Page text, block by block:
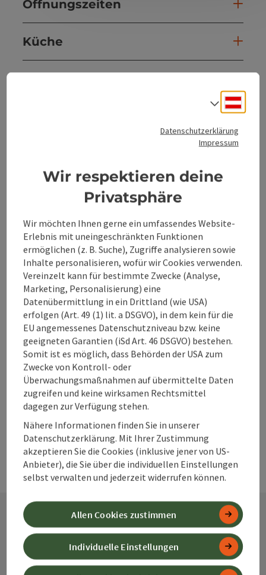
Öffnungszeiten
Küche
Barrierefreiheit
Beitrag merken
zum Merkzettel
PDF erstellen
Beitrag drucken
In der Nähe
powered byTOURDATA Änderung vorschlagen
Kontakt
Datenschutzerklärung
Impressum
Wir respektieren deine
Privatsphäre
Wir möchten Ihnen gerne ein umfassendes Website-
Erlebnis mit uneingeschränkten Funktionen
ermöglichen (z. B. Suche), Zugriffe analysieren sowie
Inhalte personalisieren, wofür wir Cookies verwenden.
Vereinzelt kann für bestimmte Zwecke (Analyse,
Marketing, Personalisierung) eine
Datenübermittlung in ein Drittland (wie USA)
erfolgen (Art. 49 (1) lit. a DSGVO), in dem kein für die
EU angemessenes Datenschutzniveau bzw. keine
geeigneten Garantien (iSd Art. 46 DSGVO) bestehen.
Somit ist es möglich, dass Behörden der USA zum
Zwecke von Kontroll- oder
Überwachungsmaßnahmen auf übermittelte Daten
zugreifen und keine wirksamen Rechtsmittel
dagegen zur Verfügung stehen.
Nähere Informationen finden Sie in unserer
Datenschutzerklärung. Mit Ihrer Zustimmung
akzeptieren Sie die Cookies (inklusive jener von US-
Anbieter), die Sie über die individuellen Einstellungen
selbst verwalten und jederzeit widerrufen können.
Individuelle Einstellungen
Allen Cookies zustimmen